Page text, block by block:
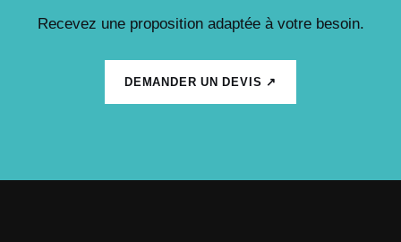
Recevez une proposition adaptée à votre besoin.
DEMANDER UN DEVIS ↗